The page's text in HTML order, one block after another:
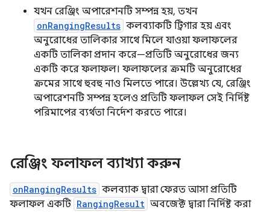
যখন রেঞ্জিং অপারেশনটি সম্পন্ন হয়, তখন
onRangingResults কলব্যাকটি ট্রিগার হয় এবং
অনুরোধের তালিকার সাথে মিলে যাওয়া ফলাফলের
একটি তালিকা প্রদান করে—প্রতিটি অনুরোধের জন্য
একটি করে ফলাফল। ফলাফলের ক্রমটি অনুরোধের
ক্রমের সাথে হুবহু নাও মিলতে পারে। উল্লেখ্য যে, রেঞ্জিং
অপারেশনটি সম্পন্ন হলেও প্রতিটি ফলাফল সেই নির্দিষ্ট
পরিমাপের ব্যর্থতা নির্দেশ করতে পারে।
রেঞ্জিং ফলাফল ব্যাখ্যা করুন
onRangingResults কলব্যাক দ্বারা ফেরত আসা প্রতিটি
ফলাফল একটি RangingResult অবজেক্ট দ্বারা নির্দিষ্ট করা